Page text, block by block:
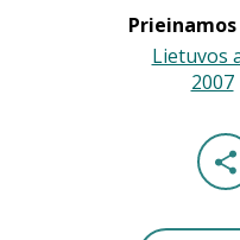
Lietuvos
2007